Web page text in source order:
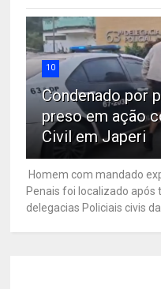
10
Condenado por
preso em ação
Civil em Japeri
Homem com mandado
Penais foi localizado após
delegacias Policiais civis da